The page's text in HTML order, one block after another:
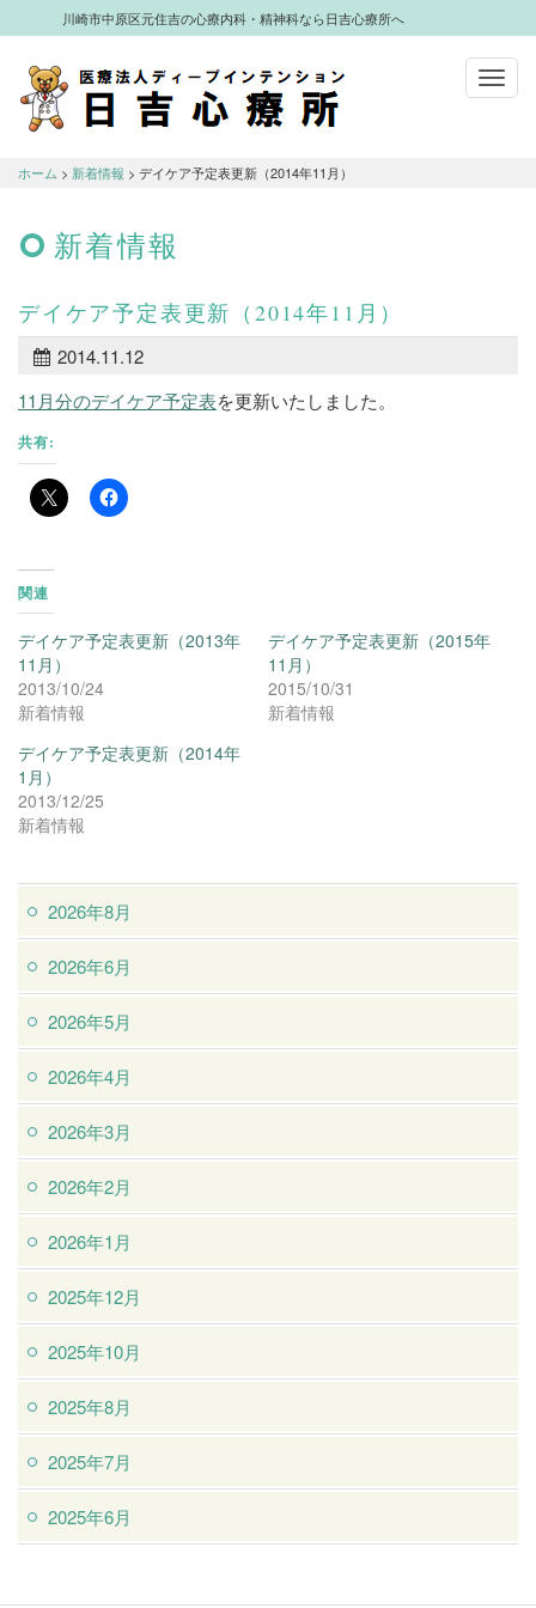
川崎市中原区元住吉の心療内科・精神科なら日吉心療所へ
なら日吉心療所へ
ホーム > 新着情報 > デイケア予定表更新（2014年11月）
新着情報
デイケア予定表更新（2014年11月）
2014.11.12
11月分のデイケア予定表を更新いたしました。
共有:
関連
デイケア予定表更新（2013年
11月）
2013/10/24
新着情報
デイケア予定表更新（2015年
11月）
2015/10/31
新着情報
デイケア予定表更新（2014年
1月）
2013/12/25
新着情報
2026年8月
2026年6月
2026年5月
2026年4月
2026年3月
2026年2月
2026年1月
2025年12月
2025年10月
2025年8月
2025年7月
2025年6月